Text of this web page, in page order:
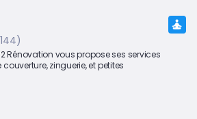
Rénovation vous propose ses services
zinguerie, et petites